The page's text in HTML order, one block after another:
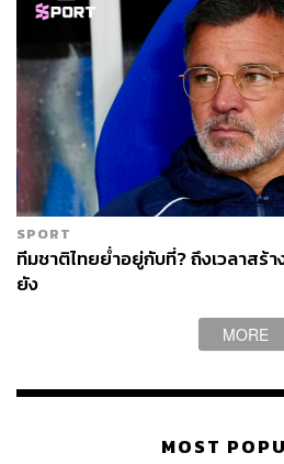
SPORT
ทีมชาติไทยย่ำอยู่กับที่? ถึงเวลาสร้
ยัง
MORE
MOST